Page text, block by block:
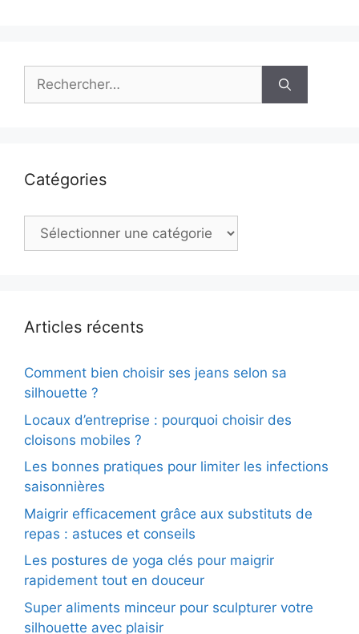
Rechercher :
Catégories
Catégories
Articles récents
Comment bien choisir ses jeans selon sa
silhouette ?
Locaux d’entreprise : pourquoi choisir des
cloisons mobiles ?
Les bonnes pratiques pour limiter les infections
saisonnières
Maigrir efficacement grâce aux substituts de
repas : astuces et conseils
Les postures de yoga clés pour maigrir
rapidement tout en douceur
Super aliments minceur pour sculpturer votre
silhouette avec plaisir